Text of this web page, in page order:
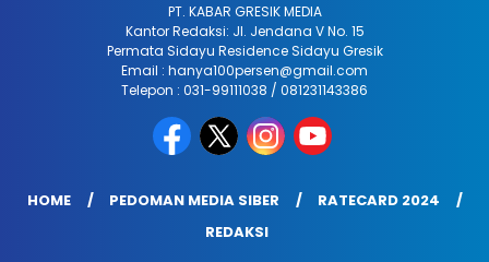
PT. KABAR GRESIK MEDIA
Kantor Redaksi: Jl. Jendana V No. 15
Permata Sidayu Residence Sidayu Gresik
Email : hanya100persen@gmail.com
Telepon : 031-99111038 / 081231143386
HOME PEDOMAN MEDIA SIBER
RATECARD 2024
REDAKSI